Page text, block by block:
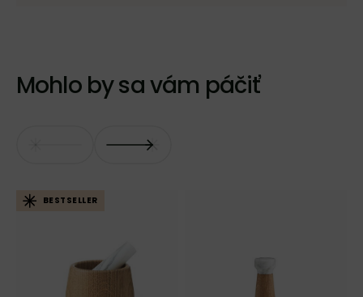
Mohlo by sa vám páčiť
BESTSELLER